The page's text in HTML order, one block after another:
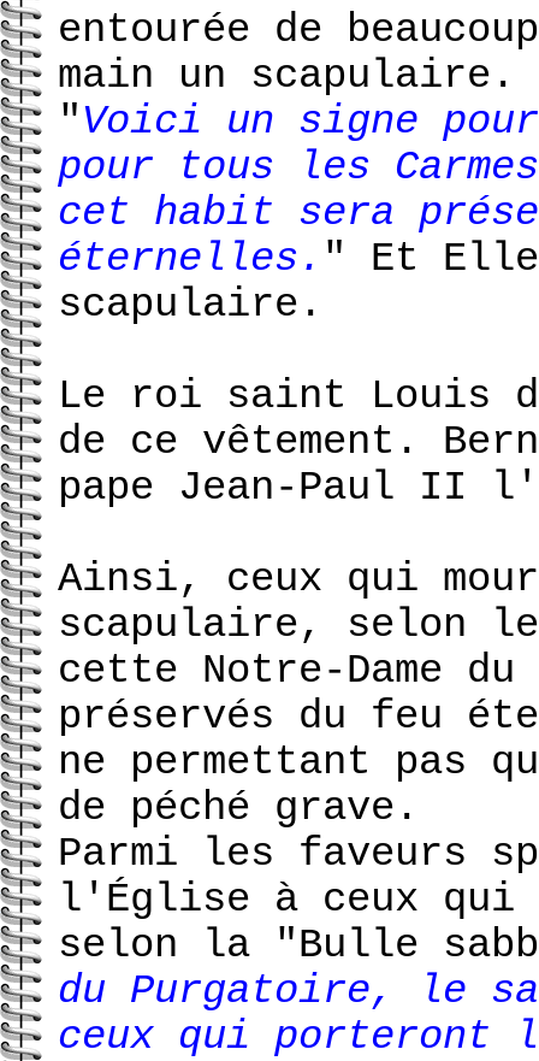
entourée de
main un
"Voici un signe
pour tous les
cet habit sera
éternelles. " Et
scapulaire.
Le roi saint Louis
de ce vêtement.
pape Jean-Paul II
Ainsi, ceux qui
scapulaire, selon
cette Notre-Dame
préservés du feu
ne permettant pas
de péché grave.
Parmi les faveurs
l'Église à ceux
selon la "Bulle
du Purgatoire, le
ceux qui porteront